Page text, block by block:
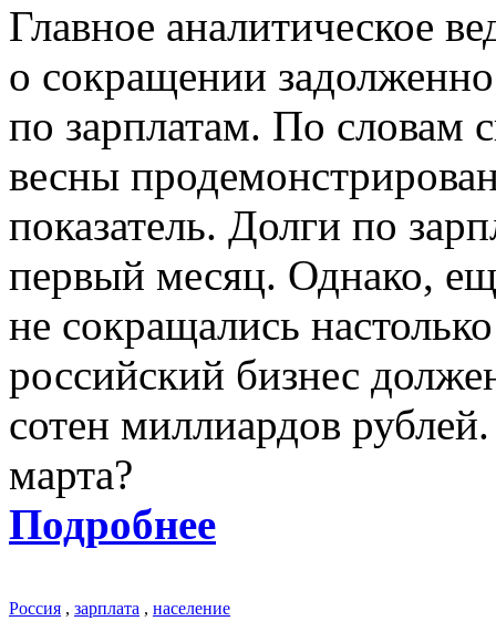
Главное аналитическое
о сокращении
по зарплатам. По словам
весны
показатель. Долги по
первый месяц. Однако,
не сокращались
российский бизнес
сотен миллиардов
марта?
Подробнее
Россия , зарплата , население